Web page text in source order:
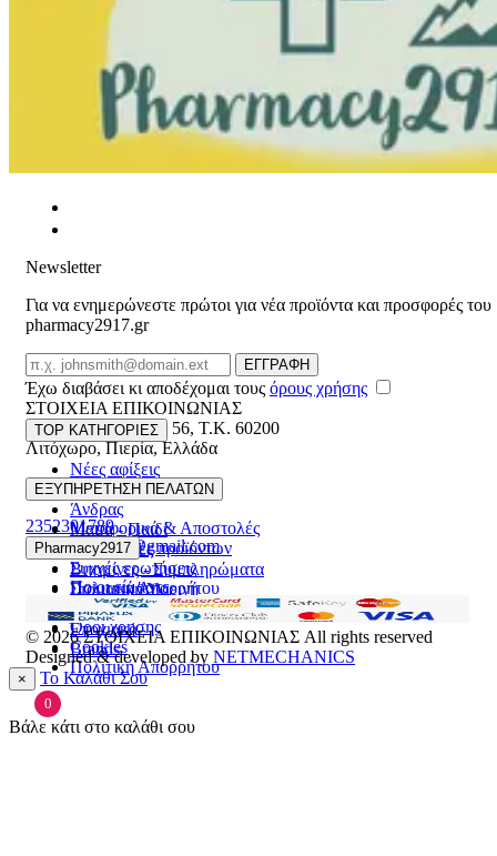
Newsletter
Για να ενημερώνεστε πρώτοι για νέα προϊόντα και προσφορές του
pharmacy2917.gr
Email
ΕΓΓΡΑΦΗ
Έχω διαβάσει κι αποδέχομαι τους όρους χρήσης
ΣΤΟΙΧΕΙΑ ΕΠΙΚΟΙΝΩΝΙΑΣ
Βασ. Κωνσταντίνου 56, T.K. 60200
Λιτόχωρο,Πιερία,Ελλάδα
ΓΕΜΗ:165892448000
2352301789
pharmacy2917@gmail.com
TOP ΚΑΤΗΓΟΡΙΕΣ
Νέες αφίξεις
Γυναίκα
Άνδρας
Μαμά - Παιδί
Προσφορές
Βιταμίνες - Συμπληρώματα
Στοματική Υγιεινή
Πρόσωπο
Εποχιακά
Brands
ΕΞΥΠΗΡΕΤΗΣΗ ΠΕΛΑΤΩΝ
Μεταφορικά & Αποστολές
Επιστροφές προϊόντων
Συχνές ερωτήσεις
Πολιτική Απορρήτου
Pharmacy2917
Ποιοι είμαστε
Επικοινωνία
Όροι χρήσης
Cookies
Πολιτική Απορρήτου
© 2026ΣΤΟΙΧΕΙΑ ΕΠΙΚΟΙΝΩΝΙΑΣ All rights reserved
Designed & developed by NETMECHANICS
× Το Καλάθι Σου
0
Βάλε κάτι στο καλάθι σου